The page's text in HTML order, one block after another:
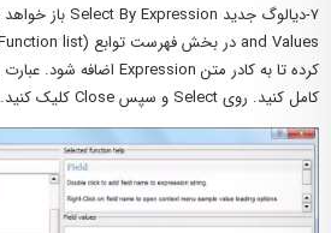
کامل کنید. روی Select و سپس Close کلیک کنید.